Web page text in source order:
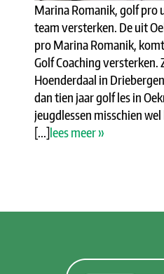
Marina Romanik, golf pro
team versterken. De uit
pro Marina Romanik,
Golf Coaching versterken.
Hoenderdaal in
dan tien jaar golf les in
jeugdlessen misschien
[...]lees meer »